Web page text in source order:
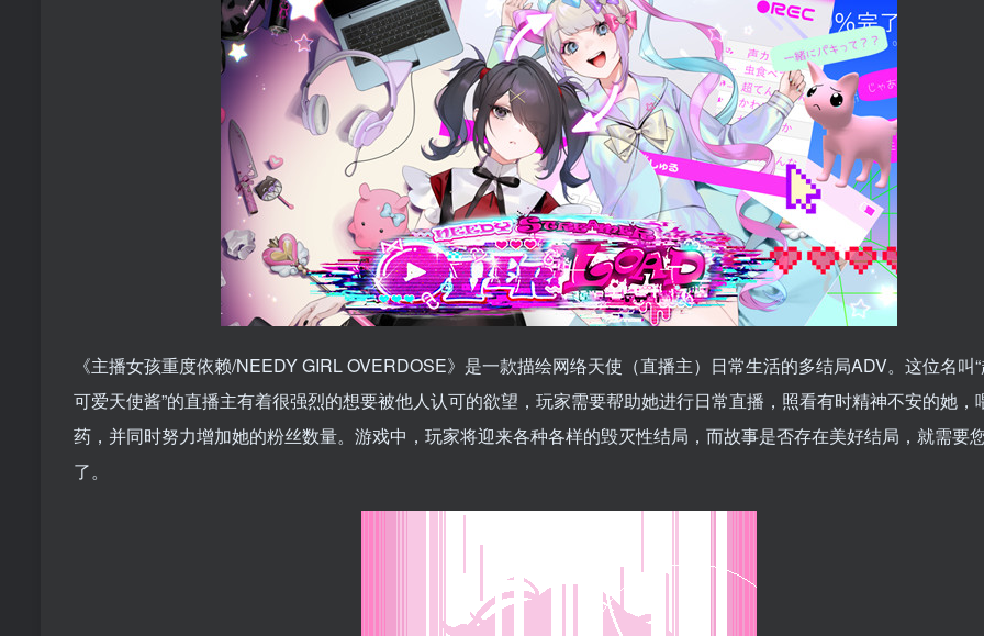
《主播女孩重度依赖/NEEDY GIRL OVERDOSE》是一款描绘网络天使（直播主）日常生活的多结局ADV。这位名叫
可爱天使酱”的直播主有着很强烈的想要被他人认可的欲望，玩家需要帮助她进行日常直播，照看有时精神不安的她，
药，并同时努力增加她的粉丝数量。游戏中，玩家将迎来各种各样的毁灭性结局，而故事是否存在美好结局，就需要
了。